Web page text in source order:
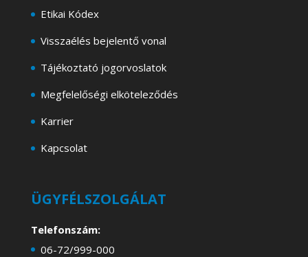
Etikai Kódex
Visszaélés bejelentő vonal
Tájékoztató jogorvoslatok
Megfelelőségi elköteleződés
Karrier
Kapcsolat
ÜGYFÉLSZOLGÁLAT
Telefonszám:
06-72/999-000